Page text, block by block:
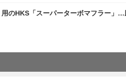
用のHKS「スーパーターボマフラー」